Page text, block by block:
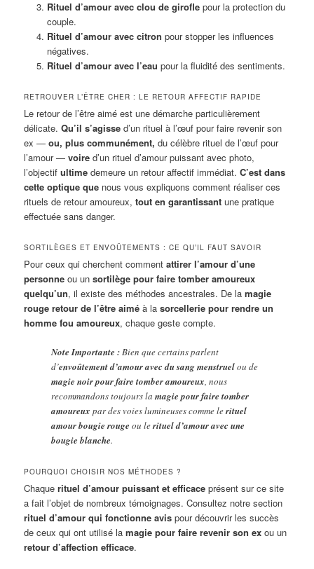
Rituel d’amour avec clou de giroflepour la protection du
couple.
Rituel d’amour avec citron pour stopper les influences
négatives.
Rituel d’amour avec l’eau pour la fluidité des sentiments.
RETROUVER L’ÊTRE CHER : LE RETOUR AFFECTIF RAPIDE
Le retour de l’être aimé est une démarche particulièrement
délicate.Qu’il s’agisse d’un rituel à l’œuf pour faire revenir son
ex —ou, plus communément, du célèbre rituel de l’œuf pour
l’amour —voire d’un rituel d’amour puissant avec photo,
l’objectifultime demeure un retour affectif immédiat.C’est dans
cette optique que nous vous expliquons comment réaliser ces
rituels de retour amoureux,tout en garantissant une pratique
effectuée sans danger.
SORTILÈGES ET ENVOÛTEMENTS : CE QU’IL FAUT SAVOIR
Pour ceux qui cherchent commentattirer l’amour d’une
personne ou unsortilège pour faire tomber amoureux
quelqu’un, il existe des méthodes ancestrales. De lamagie
rouge retour de l’être aimé à lasorcellerie pour rendre un
homme fou amoureux, chaque geste compte.
Note Importante :Bien que certains parlent
d’envoûtement d’amour avec du sang menstruelou de
magie noir pour faire tomber amoureux, nous
recommandons toujours lamagie pour faire tomber
amoureux par des voies lumineuses comme lerituel
amour bougie rouge ou lerituel d’amour avec une
bougie blanche.
POURQUOI CHOISIR NOS MÉTHODES ?
Chaquerituel d’amour puissant et efficace présent sur ce site
a fait l’objet de nombreux témoignages. Consultez notre section
rituel d’amour qui fonctionne avis pour découvrir les succès
de ceux qui ont utilisé lamagie pour faire revenir son ex ou un
retour d’affection efficace.